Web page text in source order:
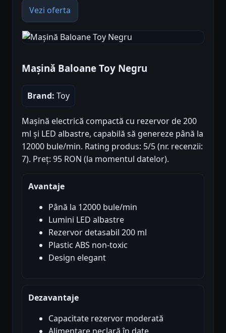
Vezi oferta
Mașină Baloane Toy Negru
Brand: Toy
Mașină electrică compactă cu rezervor de 200
ml și LED albastre, capabilă să genereze până la
12000 bule/min. Rating produs: 5/5 (nr. recenzii:
7). Preț: 95 RON (la momentul datelor).
Avantaje
Până la 12000 bule/min
Lumini LED albastre
Rezervor detasabil 200 ml
Plastic ABS non-toxic
Design elegant
Dezavantaje
Capacitate rezervor moderată
Alimentare neclară în date